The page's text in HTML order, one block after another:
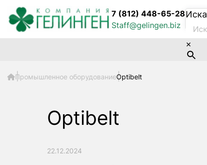
7 (812) 448-65-28
Staff@gelingen.biz
×
Промышленное оборудованиеOptibelt
Optibelt
22.12.2024